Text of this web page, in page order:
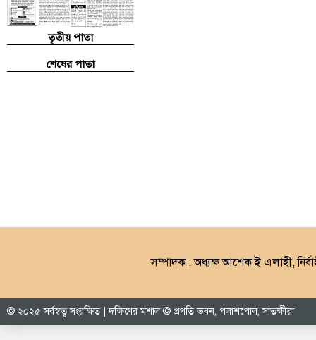
তৃতীয় পাতা
শেষের পাতা
সম্পাদক : অধ্যক্ষ আশেক ই এলাহী,
© ২০২৫ সর্বস্বত্ব সংরক্ষিত | দক্ষিণের মশাল © প্রগতি ভবন, পলাশপোল, সাতক্ষীরা